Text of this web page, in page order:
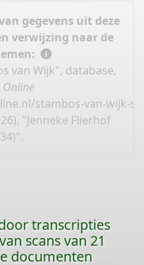
gegevens uit deze
verwijzing naar de
van Wijk", database,
Online
stambos-van-wijk-
"Jenneke Flierhof
transcripties
scans van 21
documenten